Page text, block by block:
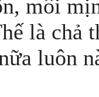
môi
là chả
luôn